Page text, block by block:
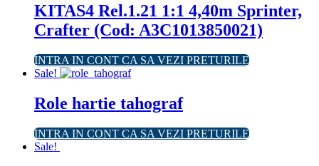
KITAS4 Rel.1.21 1:1 4,40m Sprinter,
Crafter (Cod: A3C1013850021)
INTRA IN CONT CA SA VEZI PRETURILE
Sale!
Role hartie tahograf
INTRA IN CONT CA SA VEZI PRETURILE
Sale!